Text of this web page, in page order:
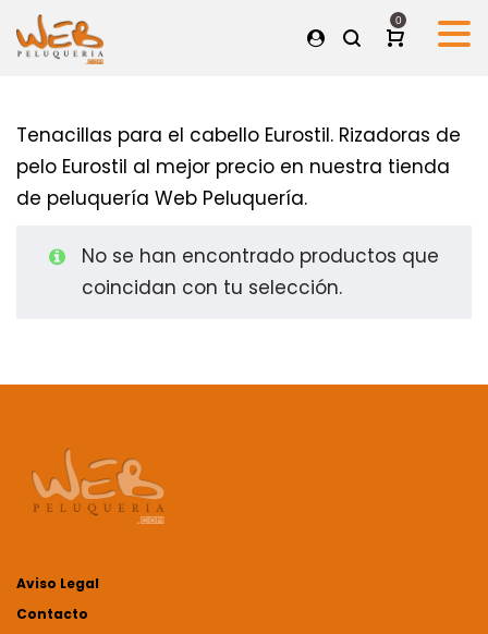
0
Tenacillas para el cabello Eurostil. Rizadoras de
pelo Eurostil al mejor precio en nuestra tienda
de peluquería Web Peluquería.
No se han encontrado productos que
coincidan con tu selección.
Aviso Legal
Contacto